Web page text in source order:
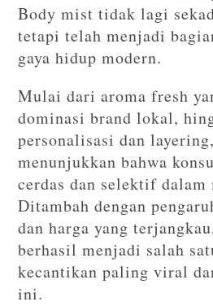
Body mist tidak lagi
tetapi telah menjadi
gaya hidup modern.
Mulai dari aroma fresh
dominasi brand lokal,
personalisasi dan
menunjukkan bahwa
cerdas dan selektif
Ditambah dengan
dan harga yang
berhasil menjadi salah
kecantikan paling viral
ini.